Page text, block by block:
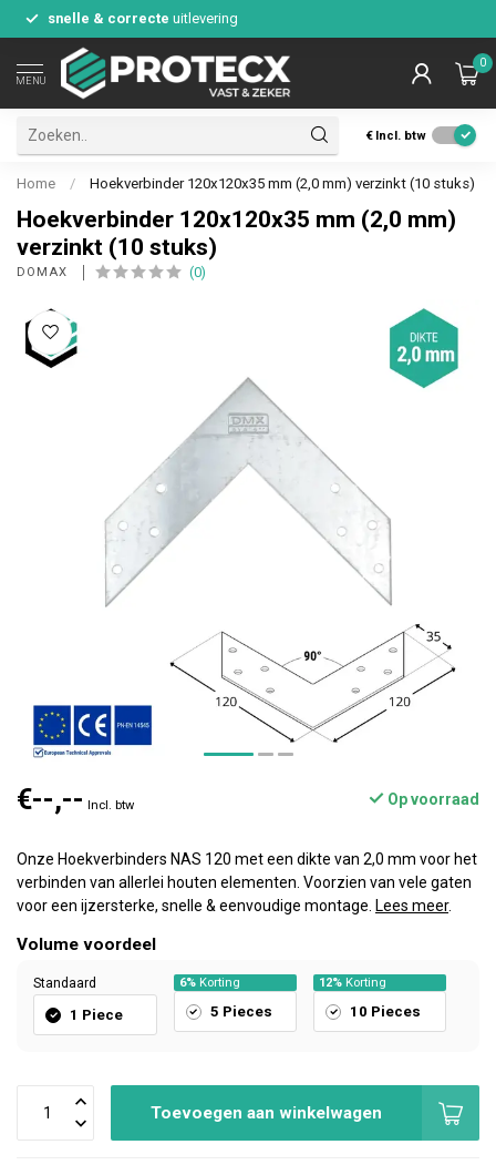
snelle & correcte uitlevering
MENU
0
€ Incl. btw
Home / Hoekverbinder 120x120x35 mm (2,0 mm) verzinkt (10 stuks)
Hoekverbinder 120x120x35 mm (2,0 mm)
verzinkt (10 stuks)
DOMAX (0)
€--,-- Incl. btw Op voorraad
Onze Hoekverbinders NAS 120 met een dikte van 2,0 mm voor het
verbinden van allerlei houten elementen. Voorzien van vele gaten
voor een ijzersterke, snelle & eenvoudige montage. Lees meer.
Volume voordeel
Standaard
1 Piece
6%Korting
5 Pieces
12% Korting
10 Pieces
Toevoegen aan winkelwagen